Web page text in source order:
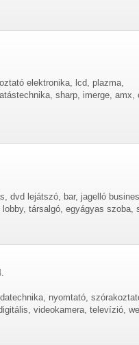
elektronika, lcd, plazma,
sharp, imerge, amx,
dvd lejátszó, bar, jagelló
társalgó, egyágyas szoba,
nyomtató,
videokamera, televízió,